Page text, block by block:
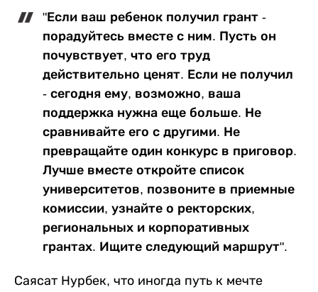
"Если ваш ребенок получил грант -
порадуйтесь вместе с ним. Пусть он
почувствует, что его труд
действительно ценят. Если не получил
- сегодня ему, возможно, ваша
поддержка нужна еще больше. Не
сравнивайте его с другими. Не
превращайте один конкурс в приговор.
Лучше вместе откройте список
университетов, позвоните в приемные
комиссии, узнайте о ректорских,
региональных и корпоративных
грантах. Ищите следующий маршрут".
Саясат Нурбек, что иногда путь к мечте